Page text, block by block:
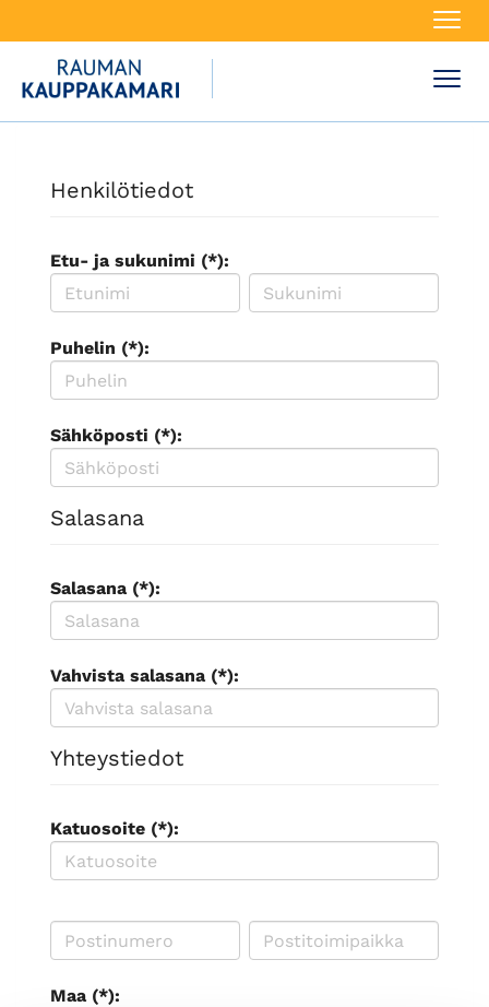
Henkilötiedot
Etu- ja sukunimi (*):
Puhelin (*):
Sähköposti (*):
Salasana
Salasana (*):
Vahvista salasana (*):
Yhteystiedot
Katuosoite (*):
Maa (*):